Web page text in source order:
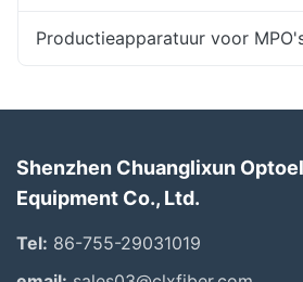
Productieapparatuur voor
Shenzhen Chuanglixun
Equipment Co., Ltd.
Tel: 86-755-29031019